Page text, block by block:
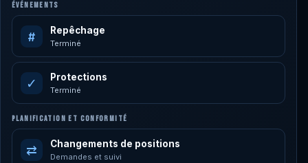
ÉVÉNEMENTS
# Repêchage
Terminé
✓ Protections
Terminé
PLANIFICATION ET CONFORMITÉ
⇄ Changements de positions
Demandes et suivi